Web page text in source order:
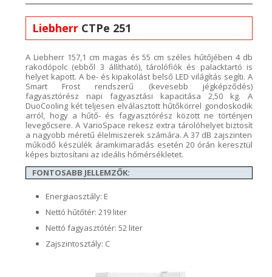
Liebherr CTPe 251
A Liebherr 157,1 cm magas és 55 cm széles hűtőjében 4 db
rakodópolc (ebből 3 állítható),tárolófiók és palacktartó is
helyet kapott. A be- és kipakolást belső LED világítás segíti. A
Smart Frost rendszerű (kevesebb jégképződés)
fagyasztórész napi fagyasztási kapacitása 2,50 kg. A
DuoCooling két teljesen elválasztott hűtőkörrel gondoskodik
arról, hogy a hűtő- és fagyasztórész között ne történjen
levegőcsere. A VarioSpace rekesz extra tárolóhelyetbiztosít
a nagyobb méretű élelmiszerek számára. A 37 dB zajszinten
működő készülék áramkimaradás esetén 20 órán keresztül
képes biztosítani az ideális hőmérsékletet.
FONTOSABB JELLEMZŐK:
Energiaosztály: E
Nettó hűtőtér: 219 liter
Nettó fagyasztótér: 52 liter
Zajszintosztály: C